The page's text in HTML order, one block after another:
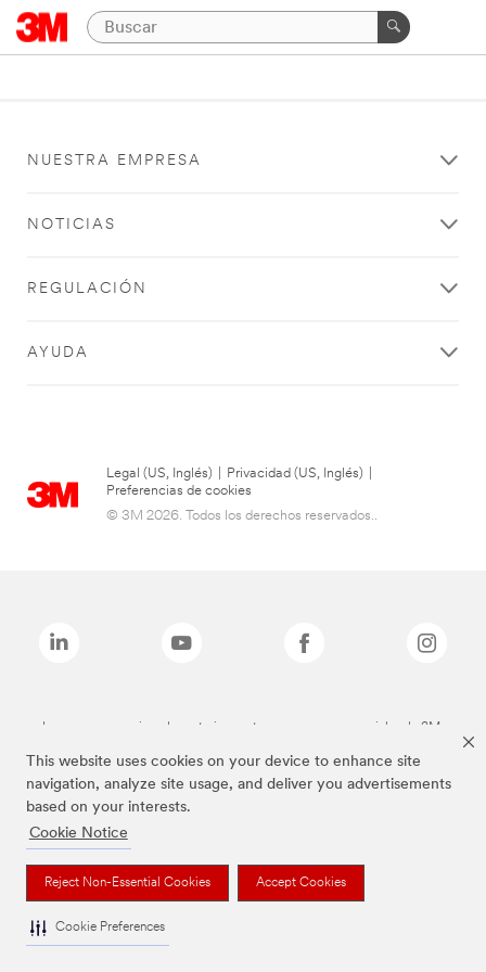
This website uses cookies on your device to enhance site
navigation, analyze site usage, and deliver you advertisements
based on your interests.
Cookie Notice
Reject Non-Essential Cookies Accept Cookies
Cookie Preferences
NUESTRA EMPRESA
NOTICIAS
REGULACIÓN
AYUDA
Legal (US, Inglés) Privacidad (US, Inglés)
Preferencias de cookies
© 3M 2026. Todos los derechos reservados..
Las marcas mencionadas anteriormente son marcas comerciales de 3M.